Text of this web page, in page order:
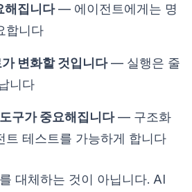
해집니다— 에이전트에게는 명
합니다
변화할 것입니다— 실행은 줄
니다
구가 중요해집니다— 구조화
트 테스트를 가능하게 합니다
대체하는 것이 아닙니다. AI